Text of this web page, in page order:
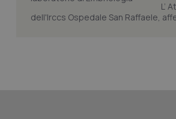
L’
dell'Irccs Ospedale San Raffaele,